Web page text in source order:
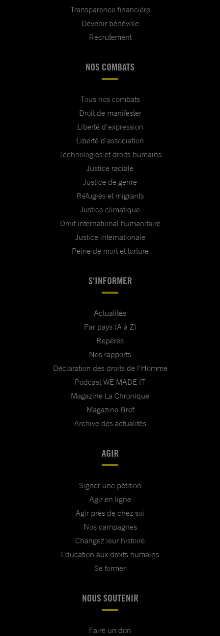
Transparence financière
Devenir bénévole
Recrutement
NOS COMBATS
Tous nos combats
Droit de manifester
Liberté d'expression
Liberté d'association
Technologies et droits humains
Justice raciale
Justice de genre
Réfugiés et migrants
Justice climatique
Droit international humanitaire
Justice internationale
Peine de mort et torture
S'INFORMER
Actualités
Par pays (A à Z)
Repères
Nos rapports
Déclaration des droits de l'Homme
Podcast WE MADE IT
Magazine La Chronique
Magazine Bref
Archive des actualités
AGIR
Signer une pétition
Agir en ligne
Agir près de chez soi
Nos campagnes
Changez leur histoire
Education aux droits humains
Se former
NOUS SOUTENIR
Faire un don